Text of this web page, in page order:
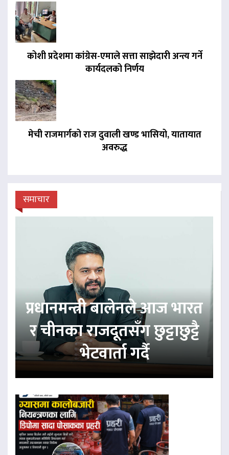
कोशी प्रदेशमा कांग्रेस-एमाले सत्ता साझेदारी अन्त्य गर्ने
कार्यदलको निर्णय
मेची राजमार्गको राज दुवाली खण्ड भासियो, यातायात
अवरुद्ध
समाचार
प्रधानमन्त्री बालेनले आज भारत
र चीनका राजदूतसँग छुट्टाछुट्टै
भेटवार्ता गर्दै